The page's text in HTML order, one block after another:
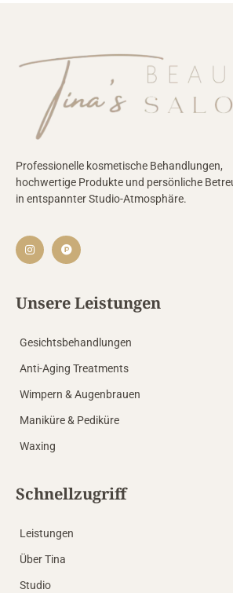
Professionelle kosmetische Behandlungen,
hochwertige Produkte und persönliche
in entspannter Studio-Atmosphäre.
Unsere Leistungen
Gesichtsbehandlungen
Anti-Aging Treatments
Wimpern & Augenbrauen
Maniküre & Pediküre
Waxing
Schnellzugriff
Leistungen
Über Tina
Studio